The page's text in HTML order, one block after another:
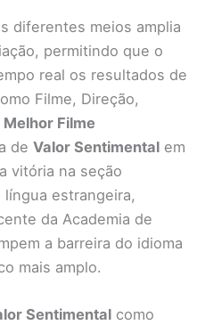
diferentes meios amplia
permitindo que o
real os resultados de
Filme, Direção,
Melhor Filme
de Valor Sentimental em
vitória na seção
estrangeira,
da Academia de
a barreira do idioma
mais amplo.
Sentimental como